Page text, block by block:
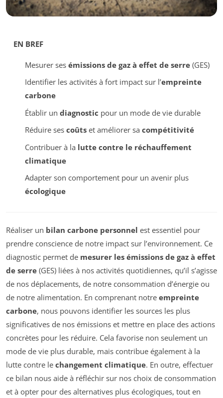
EN BREF
Mesurer ses émissions de gaz à effet de serre(GES)
Identifier les activités à fort impact sur l’empreinte
carbone
Établir un diagnostic pour un mode de vie durable
Réduire ses coûtset améliorer sa compétitivité
Contribuer à la lutte contre le réchauffement
climatique
Adapter son comportement pour un avenir plus
écologique
Réaliser un bilan carbone personnel est essentiel pour
prendre conscience de notre impact sur l’environnement. Ce
diagnostic permet de mesurer les émissions de gaz à effet
de serre (GES) liées à nos activités quotidiennes, qu’il s’agisse
de nos déplacements, de notre consommation d’énergie ou
de notre alimentation. En comprenant notre empreinte
carbone, nous pouvons identifier les sources les plus
significatives de nos émissions et mettre en place des actions
concrètes pour les réduire. Cela favorise non seulement un
mode de vie plus durable, mais contribue également à la
lutte contre le changement climatique. En outre, effectuer
ce bilan nous aide à réfléchir sur nos choix de consommation
et à opter pour des alternatives plus écologiques, tout en